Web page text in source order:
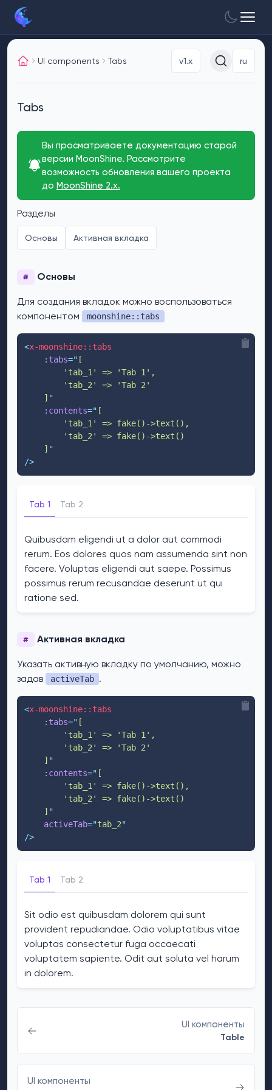
UI components Tabs v1.x ru
Tabs
Вы просматриваете документацию старой
версии MoonShine. Рассмотрите
возможность обновления вашего проекта
до MoonShine 2.x.
Разделы
Основы Активная вкладка
# Основы
Для создания вкладок можно воспользоваться
компонентом
moonshine::tabs
<x-moonshine::tabs
:tabs=" [
        'tab_1' => 'Tab 1',
        'tab_2' => 'Tab 2'
    ]
"
:contents=" [
        'tab_1' => fake()->text(),
        'tab_2' => fake()->text()
    ]
"
/>
Tab 1 Tab 2
Quibusdam eligendi ut a dolor aut commodi
rerum. Eos dolores quos nam assumenda sint non
facere. Voluptas eligendi aut saepe. Possimus
possimus rerum recusandae deserunt ut qui
ratione sed.
# Активная вкладка
Указать активную вкладку по умолчанию, можно
задав
activeTab .
<x-moonshine::tabs
:tabs=" [
        'tab_1' => 'Tab 1',
        'tab_2' => 'Tab 2'
    ]
"
:contents=" [
        'tab_1' => fake()->text(),
        'tab_2' => fake()->text()
    ]
"
activeTab="tab_2"
/>
Tab 1 Tab 2
Sit odio est quibusdam dolorem qui sunt
provident repudiandae. Odio voluptatibus vitae
voluptas consectetur fuga occaecati
voluptatem sapiente. Odit aut soluta vel harum
in dolorem.
UI компоненты
Table
UI компоненты